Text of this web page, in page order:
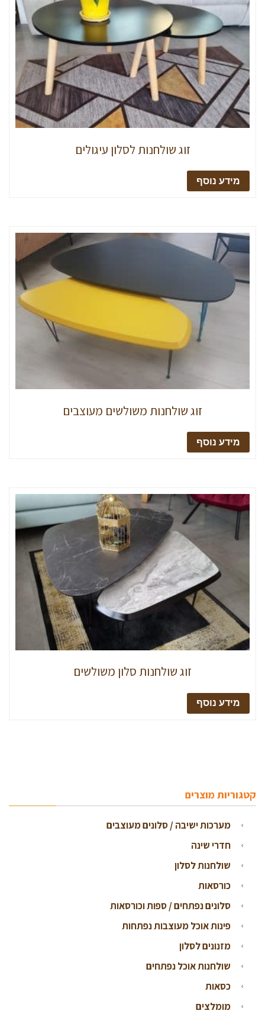
זוג שולחנות לסלון עיגולים
מידע נוסף
זוג שולחנות משולשים מעוצבים
מידע נוסף
זוג שולחנות סלון משולשים
מידע נוסף
קטגוריות מוצרים
מערכות ישיבה / סלונים מעוצבים
חדרי שינה
שולחנות לסלון
כורסאות
סלונים נפתחים / ספות וכורסאות
פינות אוכל מעוצבות נפתחות
מזנונים לסלון
שולחנות אוכל נפתחים
כסאות
מומלצים